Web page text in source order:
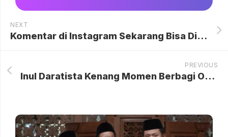
NEXT
Komentar di Instagram Sekarang Bisa Diedit, Tapi…
PREVIOUS
Inul Daratista Kenang Momen Berbagi Obat dan Kekuatan dengan Vidi Aldiano di Makam TPU Tanah Kusir